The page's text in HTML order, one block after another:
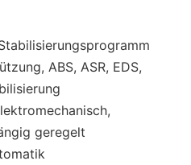
ABS, ASR, EDS,
geregelt